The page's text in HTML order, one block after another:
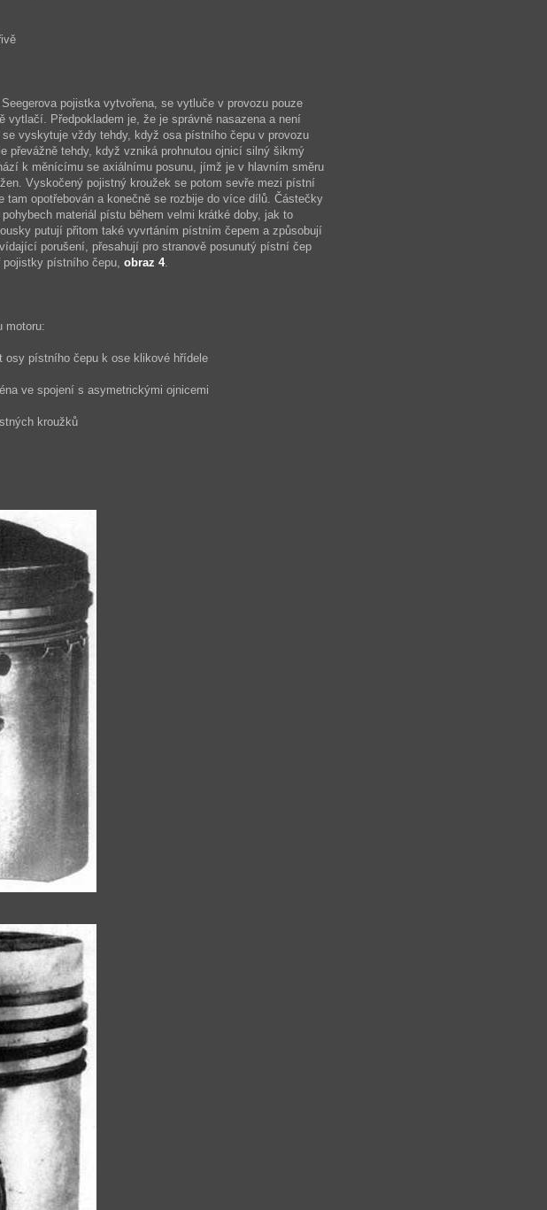
pojistka vytvořena, se vytluče v provozu pouze
vytlačí. Předpokladem je, že je správně nasazena a není
vyskytuje vždy tehdy, když osa pístního čepu v provozu
převážně tehdy, když vzniká prohnutou ojnicí silný šikmý
k měnícímu se axiálnímu posunu, jímž je v hlavním směru
Vyskočený pojistný kroužek se potom sevře mezi pístní
opotřebován a konečně se rozbije do více dílů. Částečky
materiál pístu během velmi krátké doby, jak to
putují přitom také vyvrtáním pístním čepem a způsobují
porušení, přesahují pro stranově posunutý pístní čep
pístního čepu, obraz 4.
motoru:
osy pístního čepu k ose klikové hřídele
ve spojení s asymetrickými ojnicemi
kroužků